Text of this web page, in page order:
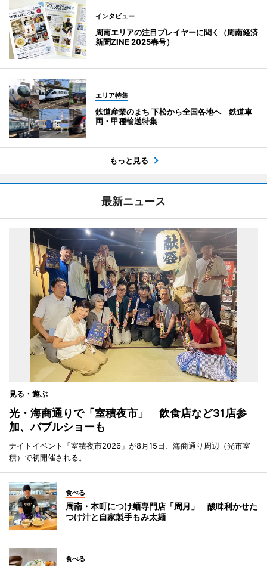
インタビュー
周南エリアの注目プレイヤーに聞く（周南経済
新聞ZINE 2025春号）
エリア特集
鉄道産業のまち 下松から全国各地へ 鉄道車
両・甲種輸送特集
もっと見る
最新ニュース
見る・遊ぶ
光・海商通りで「室積夜市」 飲食店など31店参
加、バブルショーも
ナイトイベント「室積夜市2026」が8月15日、海商通り周辺（光市室
積）で初開催される。
食べる
周南・本町につけ麺専門店「周月」 酸味利かせた
つけ汁と自家製手もみ太麺
食べる